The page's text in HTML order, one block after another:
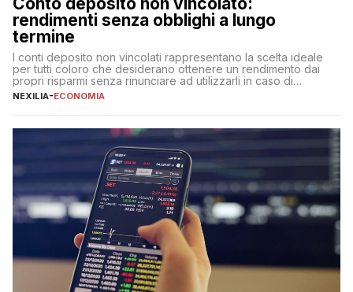
rendimenti senza obblighi a lungo
termine
I conti deposito non vincolati rappresentano la scelta ideale
per tutti coloro che desiderano ottenere un rendimento dai
propri risparmi senza rinunciare ad utilizzarli in caso di
necessità. A differenza delle forme vincolate tradizionali,
flessibilità e rendimento. Come funzionano […]
NEXILIA-ECONOMIA